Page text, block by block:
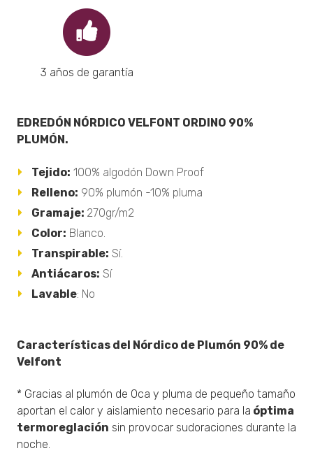
3 años de garantía
EDREDÓN NÓRDICO VELFONT ORDINO 90%
PLUMÓN.
Tejido: 100% algodón Down Proof
Relleno: 90% plumón -10% pluma
Gramaje: 270gr/m2
Color: Blanco.
Transpirable: Sí.
Antiácaros: Sí
Lavable: No
Características del Nórdico de Plumón 90% de
Velfont
* Gracias al plumón de Oca y pluma de pequeño tamaño
aportan el calor y aislamiento necesario para la óptima
termoreglación sin provocar sudoraciones durante la
noche.